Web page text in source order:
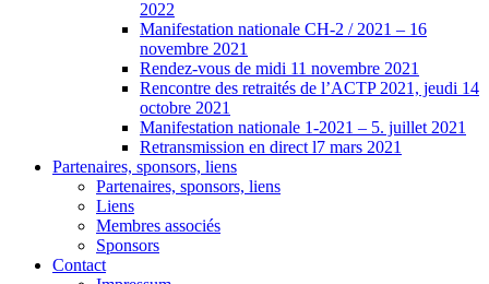
2022
Manifestation nationale CH-2 / 2021 – 16
novembre 2021
Rendez-vous de midi 11 novembre 2021
Rencontre des retraités de l’ACTP 2021, jeudi 14
octobre 2021
Manifestation nationale 1-2021 – 5. juillet 2021
Retransmission en direct l7 mars 2021
Partenaires, sponsors, liens
Partenaires, sponsors, liens
Liens
Membres associés
Sponsors
Contact